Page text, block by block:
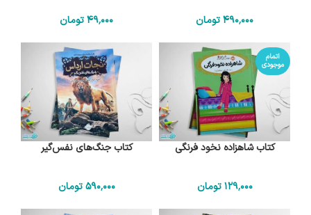
490٬000تومان 49٬000تومان
اتمام
موجودی
کتاب شاهزاده نخود فرنگی
129٬000 تومان
کتاب جنگ‌های نفس‌گیر
590٬000 تومان